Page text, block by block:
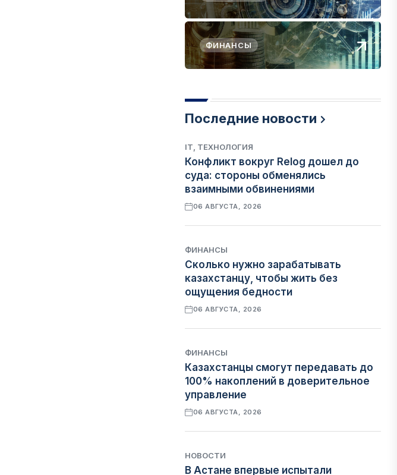
ФИНАНСЫ
Последние новости
IT, ТЕХНОЛОГИЯ
Конфликт вокруг Relog дошел до
суда: стороны обменялись
взаимными обвинениями
06 АВГУСТА, 2026
ФИНАНСЫ
Сколько нужно зарабатывать
казахстанцу, чтобы жить без
ощущения бедности
06 АВГУСТА, 2026
ФИНАНСЫ
Казахстанцы смогут передавать до
100% накоплений в доверительное
управление
06 АВГУСТА, 2026
НОВОСТИ
В Астане впервые испытали